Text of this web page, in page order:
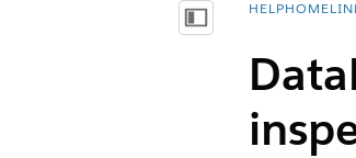
Vis indholdsfortegnelse